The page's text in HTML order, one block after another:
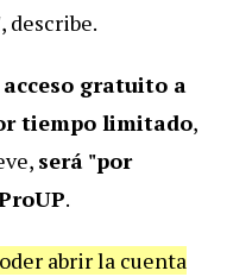
describe.
gratuito a
tiempo limitado,
será "por
.
abrir la cuenta